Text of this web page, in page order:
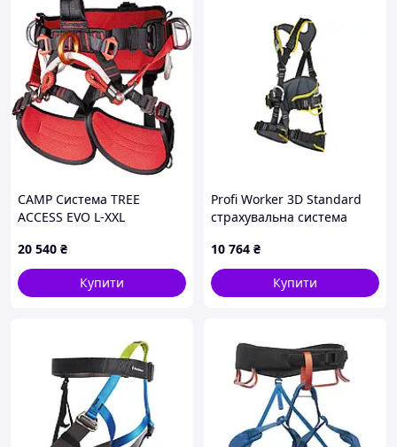
CAMP Система TREE
ACCESS EVO L-XXL
20 540 ₴
Купити
Profi Worker 3D Standard
страхувальна система
10 764 ₴
Купити